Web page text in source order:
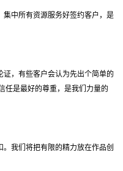
中所有资源服务好签约客户，是
，有些客户会认为先出个简单的
任是最好的尊重，是我们力量的
我们将把有限的精力放在作品创